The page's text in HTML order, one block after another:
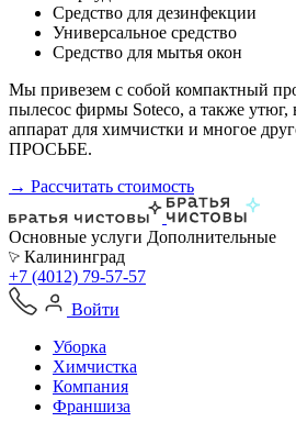
Средство для дезинфекции
Универсальное средство
Средство для мытья окон
Мы привезем с собой компактный
пылесос фирмы Soteco, а также утюг,
аппарат для химчистки и многое
ПРОСЬБЕ.
→ Рассчитать стоимость
Основные услуги Дополнительные
Калининград
+7 (4012) 79-57-57
Войти
Уборка
Химчистка
Компания
Франшиза